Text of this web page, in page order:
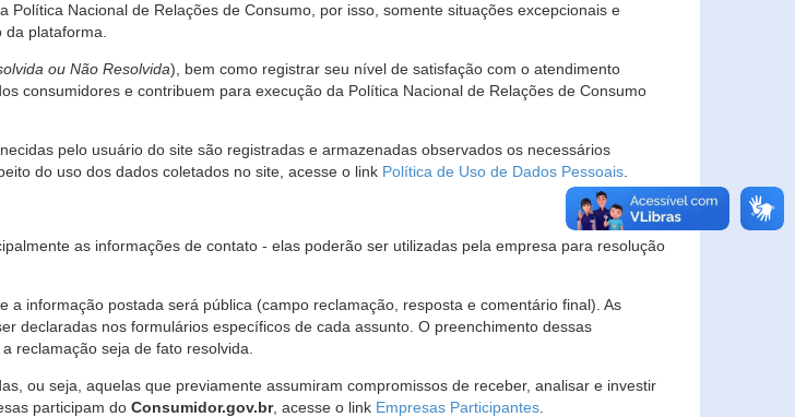
Nacional de Relações de Consumo, por isso, somente situações excepcionais e
plataforma.
ou Não Resolvida), bem como registrar seu nível de satisfação com o atendimento
consumidores e contribuem para execução da Política Nacional de Relações de Consumo
pelo usuário do site são registradas e armazenadas observados os necessários
do uso dos dados coletados no site, acesse o link Política de Uso de Dados Pessoais
as informações de contato - elas poderão ser utilizadas pela empresa para resolução
informação postada será pública (campo reclamação, resposta e comentário final). As
declaradas nos formulários específicos de cada assunto. O preenchimento dessas
reclamação seja de fato resolvida.
ou seja, aquelas que previamente assumiram compromissos de receber, analisar e investir
participam do Consumidor.gov.br, acesse o link Empresas Participantes